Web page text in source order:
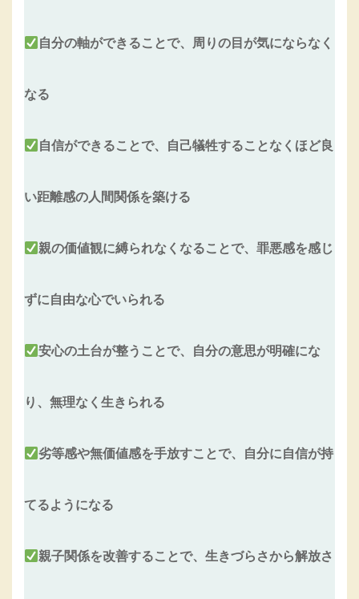
自分の軸ができることで、周りの目が気にならなく
なる
自信ができることで、自己犠牲することなくほど良
い距離感の人間関係を築ける
親の価値観に縛られなくなることで、罪悪感を感じ
ずに自由な心でいられる
安心の土台が整うことで、自分の意思が明確にな
り、無理なく生きられる
劣等感や無価値感を手放すことで、自分に自信が持
てるようになる
親子関係を改善することで、生きづらさから解放さ